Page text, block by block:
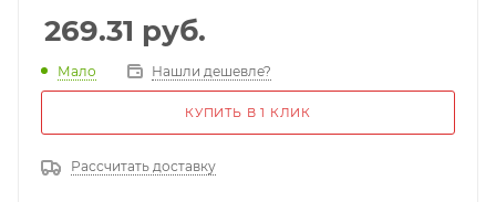
269.31 руб.
Мало Нашли дешевле?
КУПИТЬ В 1 КЛИК
Рассчитать доставку